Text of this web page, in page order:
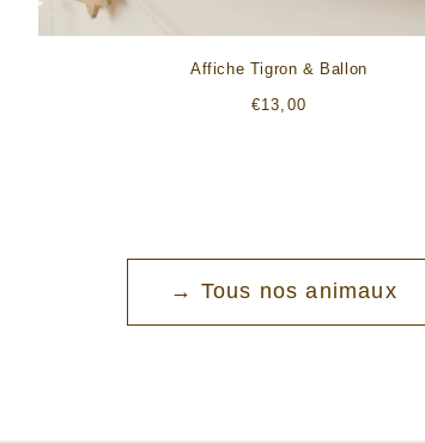
:
Affiche Tigron & Ballon
Prix
€13,00
→ Tous nos animaux